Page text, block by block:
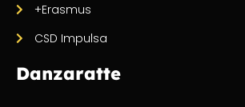
+Erasmus
CSD Impulsa
Danzaratte